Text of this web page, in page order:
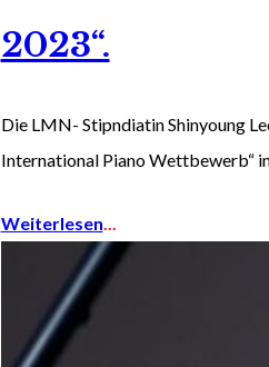
2023“.
Die LMN- Stipndiatin Shinyoung
International Piano Wettbewerb“
Weiterlesen...